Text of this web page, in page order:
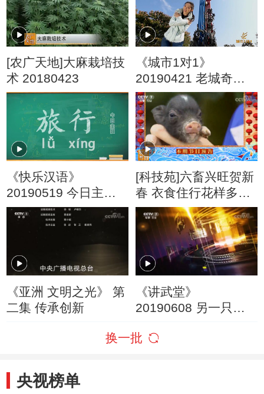
[农广天地]大麻栽培技
术 20180423
《城市1对1》
20190421 老城奇事
中国·蚌埠——土耳其·
伊斯坦布尔
《快乐汉语》
20190519 今日主
题：旅行
[科技苑]六畜兴旺贺新
春 衣食住行花样多
20190215
《亚洲 文明之光》 第
二集 传承创新
《讲武堂》
20190608 另一只眼
战争
换一批
央视榜单